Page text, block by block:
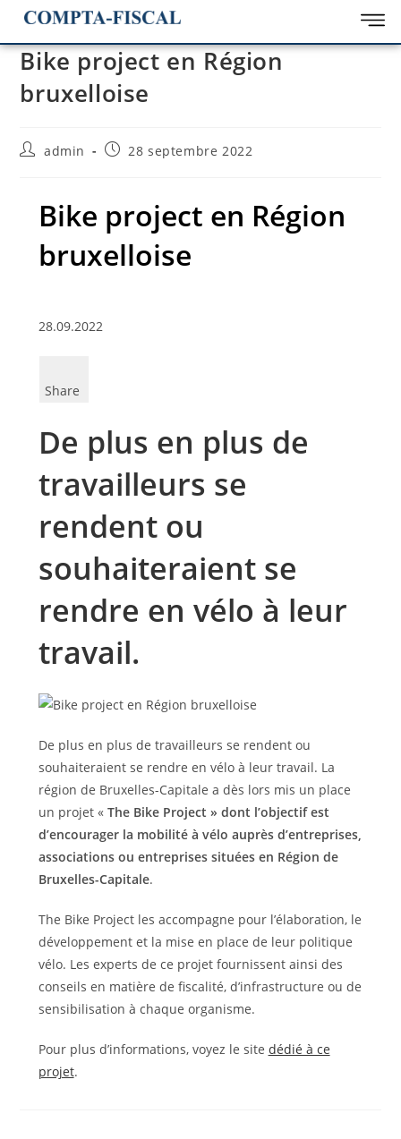
Bike project en Région
bruxelloise
admin 28 septembre 2022
Bike project en Région
bruxelloise
28.09.2022
Share
De plus en plus de
travailleurs se
rendent ou
souhaiteraient se
rendre en vélo à leur
travail.
De plus en plus de travailleurs se rendent ou
souhaiteraient se rendre en vélo à leur travail. La
région de Bruxelles-Capitale a dès lors mis un place
un projet «The Bike Project » dont l’objectif est
d’encourager la mobilité à vélo auprès d’entreprises,
associations ou entreprises situées en Région de
Bruxelles-Capitale.
The Bike Project les accompagne pour l’élaboration, le
développement et la mise en place de leur politique
vélo. Les experts de ce projet fournissent ainsi des
conseils en matière de fiscalité, d’infrastructure ou de
sensibilisation à chaque organisme.
Pour plus d’informations, voyez le site dédié à ce
projet.